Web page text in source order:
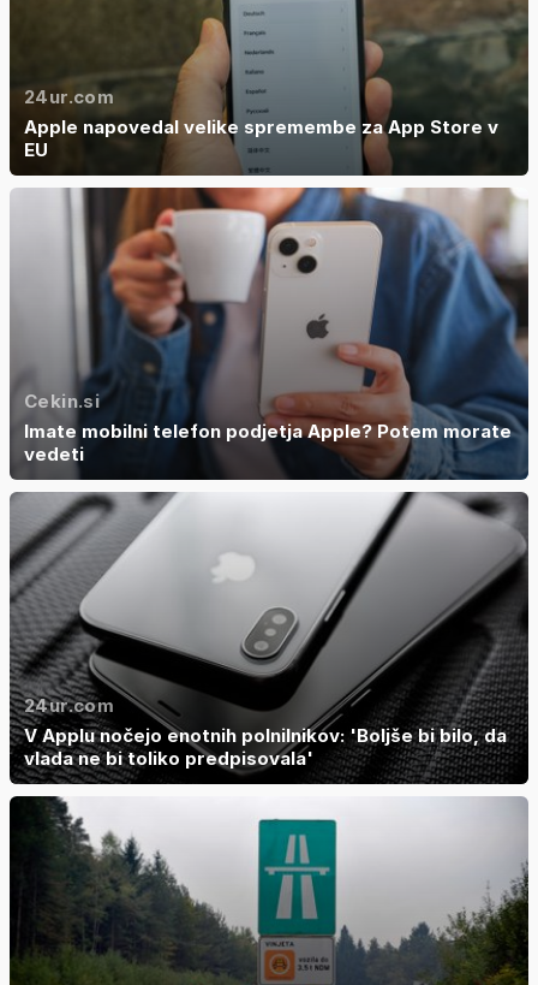
24ur.com
Apple napovedal velike spremembe za App Store v
EU
Cekin.si
Imate mobilni telefon podjetja Apple? Potem morate
vedeti
24ur.com
V Applu nočejo enotnih polnilnikov: 'Boljše bi bilo, da
vlada ne bi toliko predpisovala'